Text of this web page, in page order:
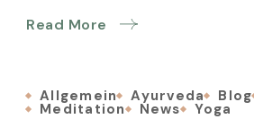
Read More
Allgemein Ayurveda Blog
Meditation News Yoga